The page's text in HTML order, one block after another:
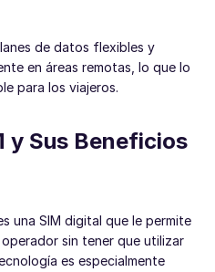
de datos flexibles y
en áreas remotas, lo que lo
para los viajeros.
y Sus Beneficios
una SIM digital que le permite
sin tener que utilizar
es especialmente